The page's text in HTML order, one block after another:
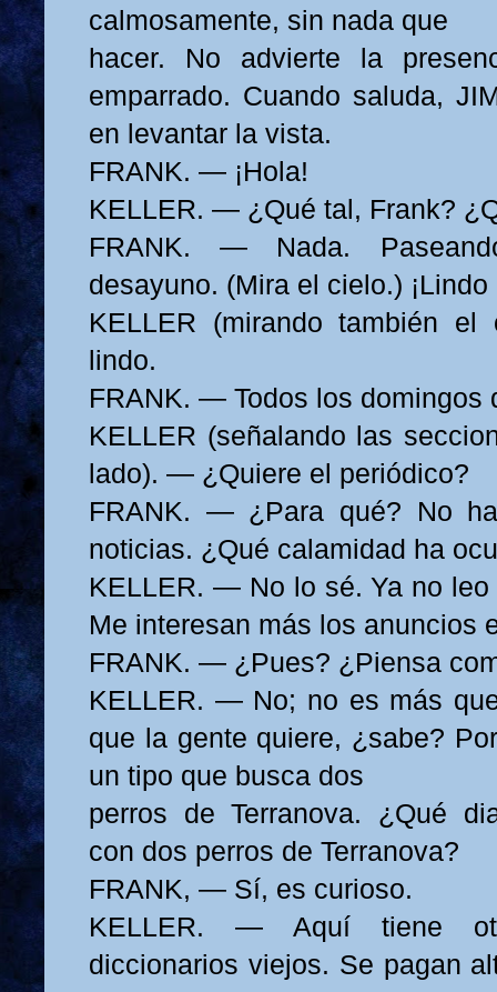
calmosamente, sin nada que
hacer. No advierte la
emparrado. Cuando saluda,
en levantar la vista.
FRANK. — ¡Hola!
KELLER. — ¿Qué tal, Frank?
FRANK. — Nada.
desayuno. (Mira el cielo.)
KELLER (mirando también
lindo.
FRANK. — Todos los domingos
KELLER (señalando las
lado). — ¿Quiere el periódico?
FRANK. — ¿Para qué? No
noticias. ¿Qué calamidad ha
KELLER. — No lo sé. Ya no
Me interesan más los anuncios
FRANK. — ¿Pues? ¿Piensa
KELLER. — No; no es más
que la gente quiere, ¿sabe?
un tipo que busca dos
perros de Terranova. ¿Qué
con dos perros de Terranova?
FRANK, — Sí, es curioso.
KELLER. — Aquí tiene
diccionarios viejos. Se pagan